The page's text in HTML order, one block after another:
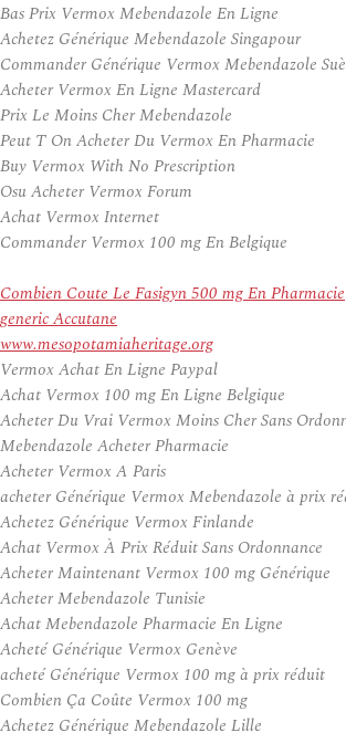
Bas Prix Vermox Mebendazole En Ligne
Achetez Générique Mebendazole Singapour
Commander Générique Vermox Mebendazole
Acheter Vermox En Ligne Mastercard
Prix Le Moins Cher Mebendazole
Peut T On Acheter Du Vermox En Pharmacie
Buy Vermox With No Prescription
Osu Acheter Vermox Forum
Achat Vermox Internet
Commander Vermox 100 mg En Belgique
Combien Coute Le Fasigyn 500 mg En Pharmacie
generic Accutane
www.mesopotamiaheritage.org
Vermox Achat En Ligne Paypal
Achat Vermox 100 mg En Ligne Belgique
Acheter Du Vrai Vermox Moins Cher Sans
Mebendazole Acheter Pharmacie
Acheter Vermox A Paris
acheter Générique Vermox Mebendazole à prix
Achetez Générique Vermox Finlande
Achat Vermox À Prix Réduit Sans Ordonnance
Acheter Maintenant Vermox 100 mg Générique
Acheter Mebendazole Tunisie
Achat Mebendazole Pharmacie En Ligne
Acheté Générique Vermox Genève
acheté Générique Vermox 100 mg à prix réduit
Combien Ça Coûte Vermox 100 mg
Achetez Générique Mebendazole Lille